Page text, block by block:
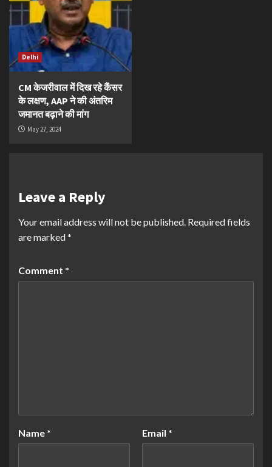
Delhi
CM केजरीवाल में दिख रहे कैंसर
के लक्षण, AAP ने की अंतरिम
जमानत बढ़ाने की मांग
May 27, 2024
Leave a Reply
Your email address will not be published. Required fields
are marked*
Comment *
Name * Email *